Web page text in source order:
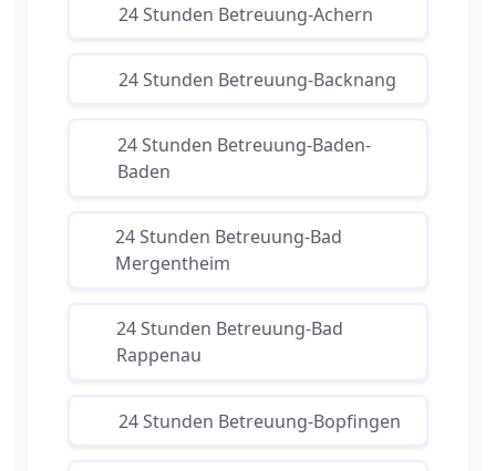
24 Stunden Betreuung-Achern
24 Stunden Betreuung-Backnang
24 Stunden Betreuung-Baden-
Baden
24 Stunden Betreuung-Bad
Mergentheim
24 Stunden Betreuung-Bad
Rappenau
24 Stunden Betreuung-Bopfingen